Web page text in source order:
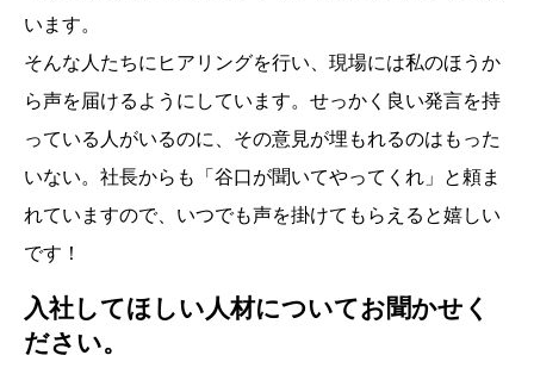
います。
そんな人たちにヒアリングを行い、現場には私のほうか
ら声を届けるようにしています。せっかく良い発言を持
っている人がいるのに、その意見が埋もれるのはもった
いない。社長からも「谷口が聞いてやってくれ」と頼ま
れていますので、いつでも声を掛けてもらえると嬉しい
です！
入社してほしい人材についてお聞かせく
ださい。